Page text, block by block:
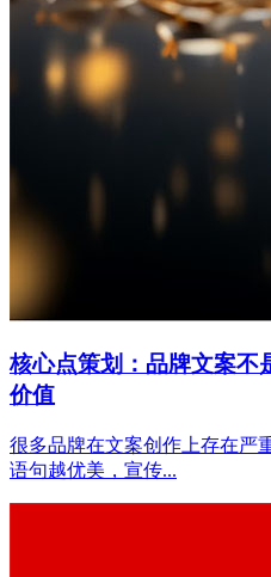
核心点策划：品牌文案不
价值
很多品牌在文案创作上存在严
语句越优美，宣传...